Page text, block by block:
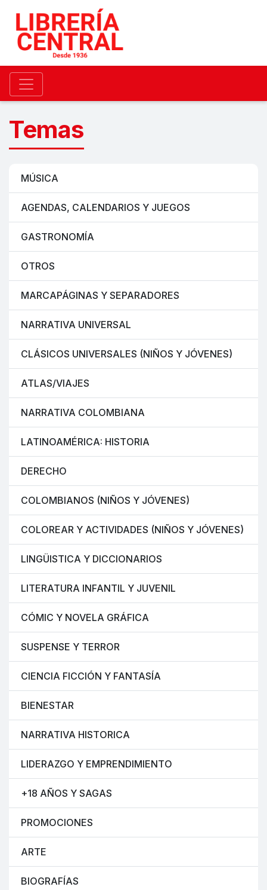
Temas
MÚSICA
AGENDAS, CALENDARIOS Y JUEGOS
GASTRONOMÍA
OTROS
MARCAPÁGINAS Y SEPARADORES
NARRATIVA UNIVERSAL
CLÁSICOS UNIVERSALES (NIÑOS Y JÓVENES)
ATLAS/VIAJES
NARRATIVA COLOMBIANA
LATINOAMÉRICA: HISTORIA
DERECHO
COLOMBIANOS (NIÑOS Y JÓVENES)
COLOREAR Y ACTIVIDADES (NIÑOS Y JÓVENES)
LINGÜISTICA Y DICCIONARIOS
LITERATURA INFANTIL Y JUVENIL
CÓMIC Y NOVELA GRÁFICA
SUSPENSE Y TERROR
CIENCIA FICCIÓN Y FANTASÍA
BIENESTAR
NARRATIVA HISTORICA
LIDERAZGO Y EMPRENDIMIENTO
+18 AÑOS Y SAGAS
PROMOCIONES
ARTE
BIOGRAFÍAS